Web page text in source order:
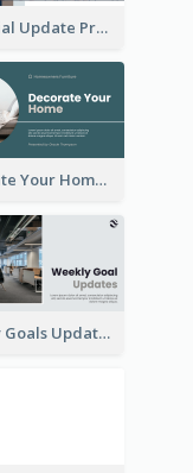
Financial Update Presentation
Decorate Your Home Presentation
Weekly Goals Updates Presentation